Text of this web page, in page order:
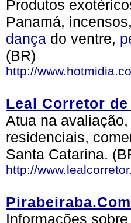
Produtos
Panamá,
dança do ventre,
(BR)
http://
Leal Corretor
Atua na
residenciais,
Santa Catarina.
http://
Informações